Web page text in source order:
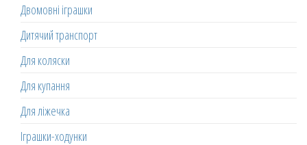
Двомовні іграшки
Дитячий транспорт
Для коляски
Для купання
Для ліжечка
Іграшки-ходунки